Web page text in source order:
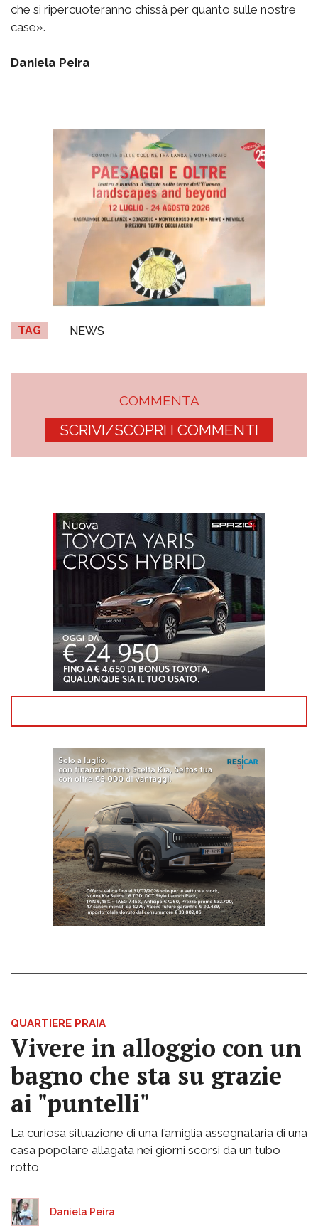
che si ripercuoteranno chissà per quanto sulle nostre
case».
Daniela Peira
TAG NEWS
COMMENTA
SCRIVI/SCOPRI I COMMENTI
QUARTIERE PRAIA
Vivere in alloggio con un
bagno che sta su grazie
ai "puntelli"
La curiosa situazione di una famiglia assegnataria di una
casa popolare allagata nei giorni scorsi da un tubo
rotto
Daniela Peira